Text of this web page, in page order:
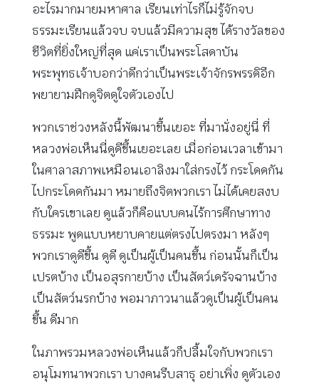
อะไรมากมายมหาศาล เรียนเท่าไรก็ไม่รู้จักจบ
ธรรมะเรียนแล้วจบ จบแล้วมีความสุข ได้รางวัลของ
ชีวิตที่ยิ่งใหญ่ที่สุด แค่เราเป็นพระโสดาบัน
พระพุทธเจ้าบอกว่าดีกว่าเป็นพระเจ้าจักรพรรดิอีก
พยายามฝึกดูจิตดูใจตัวเองไป
พวกเราช่วงหลังนี้พัฒนาขึ้นเยอะ ที่มานั่งอยู่นี่ ที่
หลวงพ่อเห็นนี่ดูดีขึ้นเยอะเลย เมื่อก่อนเวลาเข้ามา
ในศาลาสภาพเหมือนเอาลิงมาใส่กรงไว้ กระโดดกัน
ไปกระโดดกันมา หมายถึงจิตพวกเรา ไม่ได้เคยสงบ
กับใครเขาเลย ดูแล้วก็คือแบบคนไร้การศึกษาทาง
ธรรมะ พูดแบบหยาบคายแต่ตรงไปตรงมา หลังๆ
พวกเราดูดีขึ้น ดูดี ดูเป็นผู้เป็นคนขึ้น ก่อนนั้นก็เป็น
เปรตบ้าง เป็นอสุรกายบ้าง เป็นสัตว์เดรัจฉานบ้าง
เป็นสัตว์นรกบ้าง พอมาภาวนาแล้วดูเป็นผู้เป็นคน
ขึ้น ดีมาก
ในภาพรวมหลวงพ่อเห็นแล้วก็ปลื้มใจกับพวกเรา
อนุโมทนาพวกเรา บางคนรีบสาธุ อย่าเพิ่ง ดูตัวเอง